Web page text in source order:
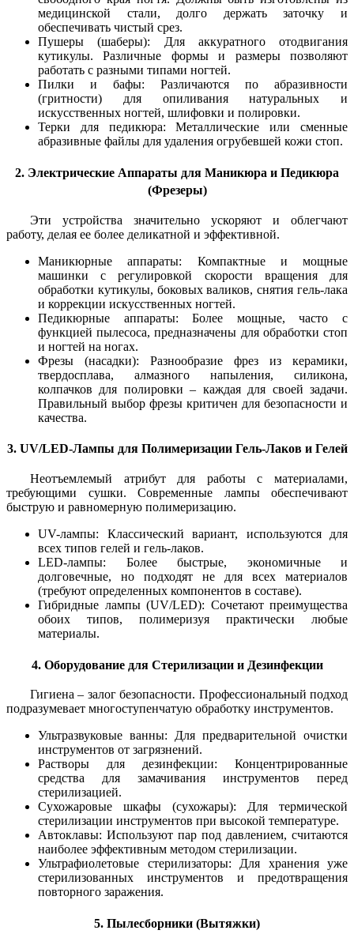
медицинской стали, долго держать заточку и
обеспечивать чистый срез.
Пушеры (шаберы): Для аккуратного отодвигания
кутикулы. Различные формы и размеры позволяют
работать с разными типами ногтей.
Пилки и бафы: Различаются по абразивности
(гритности) для опиливания натуральных и
искусственных ногтей, шлифовки и полировки.
Терки для педикюра: Металлические или сменные
абразивные файлы для удаления огрубевшей кожи стоп.
2. Электрические Аппараты для Маникюра и Педикюра
(Фрезеры)
Эти устройства значительно ускоряют и облегчают
работу, делая ее более деликатной и эффективной.
Маникюрные аппараты: Компактные и мощные
машинки с регулировкой скорости вращения для
обработки кутикулы, боковых валиков, снятия гель-лака
и коррекции искусственных ногтей.
Педикюрные аппараты: Более мощные, часто с
функцией пылесоса, предназначены для обработки стоп
и ногтей на ногах.
Фрезы (насадки): Разнообразие фрез из керамики,
твердосплава, алмазного напыления, силикона,
колпачков для полировки – каждая для своей задачи.
Правильный выбор фрезы критичен для безопасности и
качества.
3. UV/LED-Лампы для Полимеризации Гель-Лаков и Гелей
Неотъемлемый атрибут для работы с материалами,
требующими сушки. Современные лампы обеспечивают
быструю и равномерную полимеризацию.
UV-лампы: Классический вариант, используются для
всех типов гелей и гель-лаков.
LED-лампы: Более быстрые, экономичные и
долговечные, но подходят не для всех материалов
(требуют определенных компонентов в составе).
Гибридные лампы (UV/LED): Сочетают преимущества
обоих типов, полимеризуя практически любые
материалы.
4. Оборудование для Стерилизации и Дезинфекции
Гигиена – залог безопасности. Профессиональный подход
подразумевает многоступенчатую обработку инструментов.
Ультразвуковые ванны: Для предварительной очистки
инструментов от загрязнений.
Растворы для дезинфекции: Концентрированные
средства для замачивания инструментов перед
стерилизацией.
Сухожаровые шкафы (сухожары): Для термической
стерилизации инструментов при высокой температуре.
Автоклавы: Используют пар под давлением, считаются
наиболее эффективным методом стерилизации.
Ультрафиолетовые стерилизаторы: Для хранения уже
стерилизованных инструментов и предотвращения
повторного заражения.
5. Пылесборники (Вытяжки)